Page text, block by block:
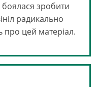
боялася зробити
радикально
про цей матеріал.